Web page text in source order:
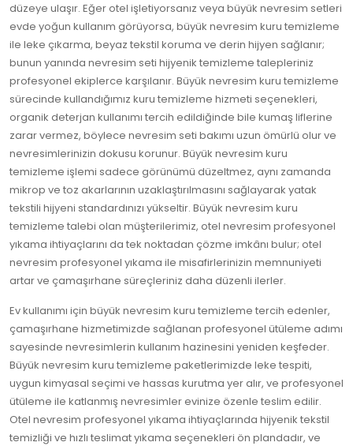
düzeye ulaşır. Eğer otel işletiyorsanız veya büyük nevresim setleri
evde yoğun kullanım görüyorsa, büyük nevresim kuru temizleme
ile leke çıkarma, beyaz tekstil koruma ve derin hijyen sağlanır;
bunun yanında nevresim seti hijyenik temizleme talepleriniz
profesyonel ekiplerce karşılanır. Büyük nevresim kuru temizleme
sürecinde kullandığımız kuru temizleme hizmeti seçenekleri,
organik deterjan kullanımı tercih edildiğinde bile kumaş liflerine
zarar vermez, böylece nevresim seti bakımı uzun ömürlü olur ve
nevresimlerinizin dokusu korunur. Büyük nevresim kuru
temizleme işlemi sadece görünümü düzeltmez, aynı zamanda
mikrop ve toz akarlarının uzaklaştırılmasını sağlayarak yatak
tekstili hijyeni standardınızı yükseltir. Büyük nevresim kuru
temizleme talebi olan müşterilerimiz, otel nevresim profesyonel
yıkama ihtiyaçlarını da tek noktadan çözme imkânı bulur; otel
nevresim profesyonel yıkama ile misafirlerinizin memnuniyeti
artar ve çamaşırhane süreçleriniz daha düzenli ilerler.
Ev kullanımı için büyük nevresim kuru temizleme tercih edenler,
çamaşırhane hizmetimizde sağlanan profesyonel ütüleme adımı
sayesinde nevresimlerin kullanım hazinesini yeniden keşfeder.
Büyük nevresim kuru temizleme paketlerimizde leke tespiti,
uygun kimyasal seçimi ve hassas kurutma yer alır, ve profesyonel
ütüleme ile katlanmış nevresimler evinize özenle teslim edilir.
Otel nevresim profesyonel yıkama ihtiyaçlarında hijyenik tekstil
temizliği ve hızlı teslimat yıkama seçenekleri ön plandadır, ve